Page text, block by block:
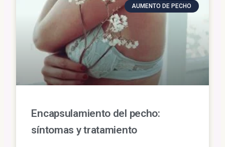
AUMENTO DE PECHO
Encapsulamiento del pecho:
síntomas y tratamiento